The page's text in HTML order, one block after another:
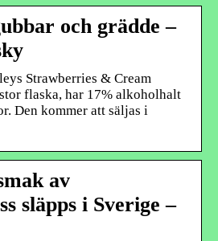
och grädde –
Strawberries & Cream
flaska, har 17% alkoholhalt
Den kommer att säljas i
av
släpps i Sverige –